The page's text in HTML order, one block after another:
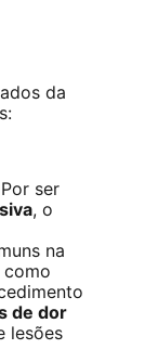
da
Por ser
, o
na
de dor
lesões